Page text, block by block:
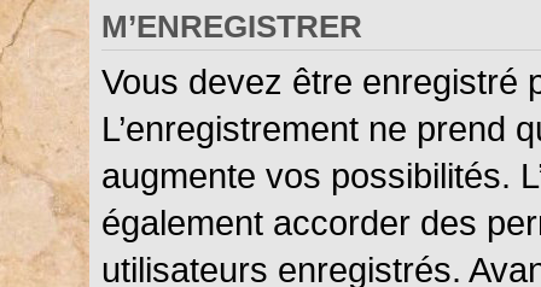
M’ENREGISTRER
Vous devez être enregistré
L’enregistrement ne prend
augmente vos possibilités.
également accorder des
utilisateurs enregistrés.